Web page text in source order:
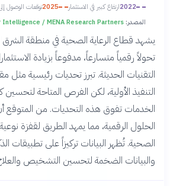
2022ارتفاع كبير في الاستثمار 2025توقعات الوصول إلى 11.2 مليار
المصدر: Intelligence / MENA Research Partners
يشهد قطاع الرعاية الصحية في منطقة
تحولاً رقمياً متسارعاً، مدفوعاً بزيادة
التقنيات الحديثة. تبرز تحديات رئيسية مثل
التنفيذ الأولية، لكن الفرص المتاحة لتحسين
الخدمات تفوق هذه التحديات. من المتوقع
الحلول الرقمية، مما يمهد الطريق لقفزة
الصحية. تُظهر البيانات تركيزاً على تطبيقات
والبيانات الضخمة لتحسين التشخيص